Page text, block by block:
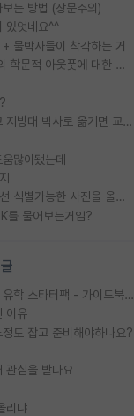
는 방법 (장문주의)
있엇네요^^
물박사들이 착각하는 거
포스텍 억까에 대해 (동문의 학문적 아웃풋에 대한 반박)
SSH 박사과정을 그만두고 지방대 박사로 옮기면 교수의 꿈은 끝일까요?
많이됐는데
정보보안 연구하는 입장에선 식별가능한 사진을 올리는건 비추이긴함
를 물어보는거임?
[무료] 2026 미국 대학원 유학 스타터팩 - 가이드북 & 합격자 컨택메일 템플릿
이유
도 잡고 준비해야하나요?
관심을 받나요
리냐